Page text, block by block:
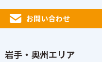
お問い合わせ
岩手・奥州エリア